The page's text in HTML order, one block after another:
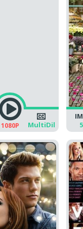
1080P MultiDil